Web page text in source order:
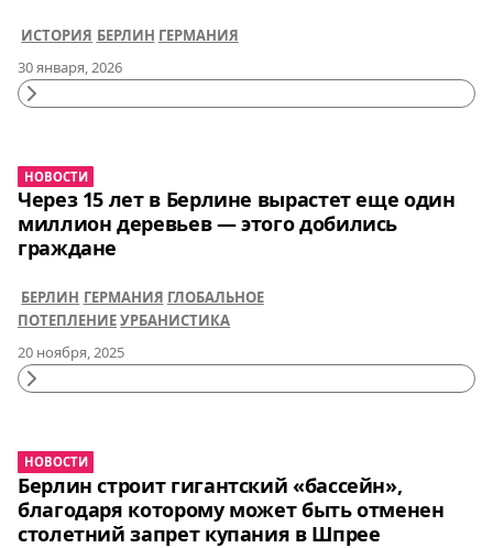
ИСТОРИЯ БЕРЛИН ГЕРМАНИЯ
30 января, 2026
Continue
НОВОСТИ
Через 15 лет в Берлине вырастет еще один
миллион деревьев — этого добились
граждане
БЕРЛИН ГЕРМАНИЯ ГЛОБАЛЬНОЕ
ПОТЕПЛЕНИЕУРБАНИСТИКА
20 ноября, 2025
Continue
НОВОСТИ
Берлин строит гигантский «бассейн»,
благодаря которому может быть отменен
столетний запрет купания в Шпрее